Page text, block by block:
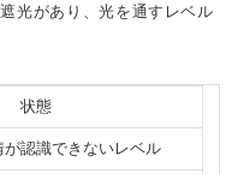
光があり、光を通すレベル
状態
が認識できないレベル